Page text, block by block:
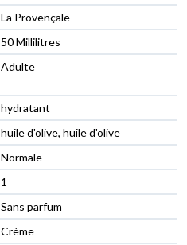
La Provençale
50 Millilitres
Adulte
hydratant
huile d'olive, huile d'olive
Normale
1
Sans parfum
Crème